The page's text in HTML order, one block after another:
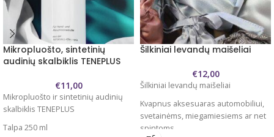
Mikropluošto, sintetinių
audinių skalbiklis TENEPLUS
€11,00
Mikropluošto ir sintetinių audinių
skalbiklis TENEPLUS
Talpa 250 ml
Šilkiniai levandų maišeliai
€12,00
Šilkiniai levandų maišeliai
Kvapnus aksesuaras automobiliui,
svetainėms, miegamiesiems ar net
spintoms.